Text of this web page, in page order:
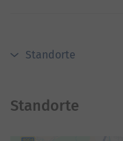
Standorte
Standorte